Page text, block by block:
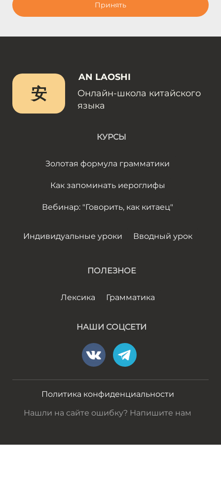
Принять
安
AN LAOSHI
Онлайн-школа китайского
языка
КУРСЫ
Золотая формула грамматики
Как запоминать иероглифы
Вебинар: "Говорить, как китаец"
Индивидуальные уроки Вводный урок
ПОЛЕЗНОЕ
Лексика Грамматика
НАШИ СОЦСЕТИ
Политика конфиденциальности
Нашли на сайте ошибку? Напишите нам